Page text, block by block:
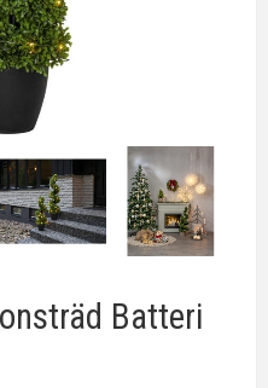
Batteri